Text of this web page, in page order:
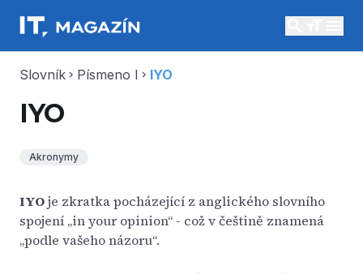
Slovník chevron_right Písmeno I chevron_right IYO
IYO
Akronymy
IYOje zkratka pocházející z anglického slovního
spojení „in your opinion“ - což v češtině znamená
„podle vašeho názoru“.